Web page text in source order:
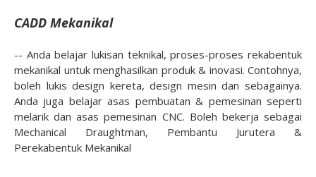
CADD Mekanikal
-- Anda belajar lukisan teknikal, proses-proses rekabentuk
mekanikal untuk menghasilkan produk & inovasi. Contohnya,
boleh lukis design kereta, design mesin dan sebagainya.
Anda juga belajar asas pembuatan & pemesinan seperti
melarik dan asas pemesinan CNC. Boleh bekerja sebagai
Mechanical Draughtman, Pembantu Jurutera &
Perekabentuk Mekanikal